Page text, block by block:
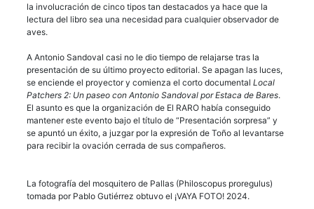
la involucración de cinco tipos tan destacados ya hace que la
lectura del libro sea una necesidad para cualquier observador de
aves.
A Antonio Sandoval casi no le dio tiempo de relajarse tras la
presentación de su último proyecto editorial. Se apagan las luces,
se enciende el proyector y comienza el corto documental Local
Patchers 2: Un paseo con Antonio Sandoval por Estaca de Bares.
El asunto es que la organización de El RARO había conseguido
mantener este evento bajo el título de “Presentación sorpresa” y
se apuntó un éxito, a juzgar por la expresión de Toño al levantarse
para recibir la ovación cerrada de sus compañeros.
La fotografía del mosquitero de Pallas (Philoscopus proregulus)
tomada por Pablo Gutiérrez obtuvo el ¡VAYA FOTO! 2024.